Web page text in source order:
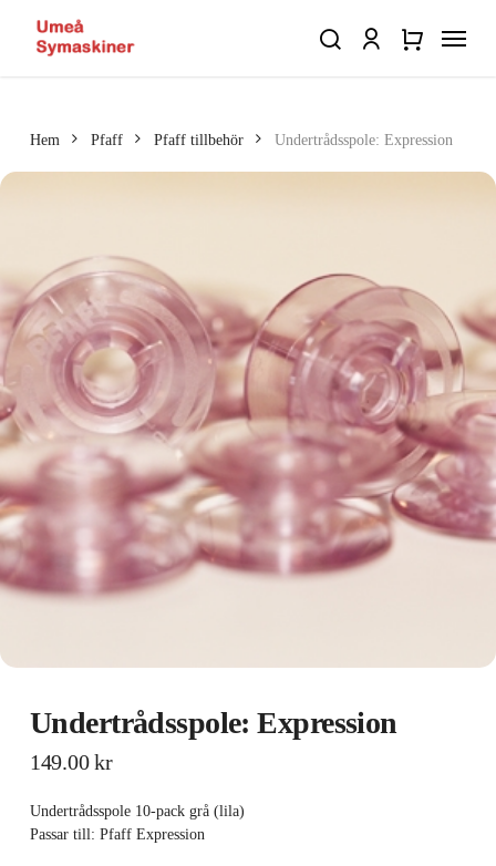
search account
Menu
Varukorg
Close
Hem Pfaff Pfaff tillbehör Undertrådsspole: Expression
Undertrådsspole: Expression
149.00kr
Undertrådsspole 10-pack grå (lila)
Passar till: Pfaff Expression